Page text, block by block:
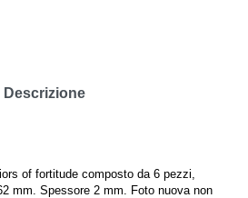
Descrizione
of fortitude composto da 6 pezzi,
mm. Spessore 2 mm. Foto nuova non